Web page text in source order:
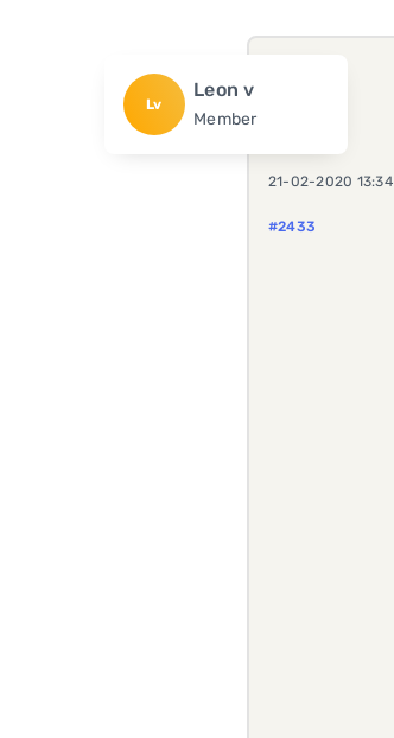
Lv
Leon v
Member
21-02-2020 13:34
#2433